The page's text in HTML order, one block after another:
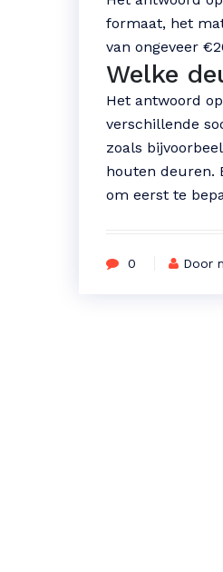
formaat, het
van ongeveer
Welke
Het antwoord
verschillende
zoals
houten deuren.
om eerst te
0 Door